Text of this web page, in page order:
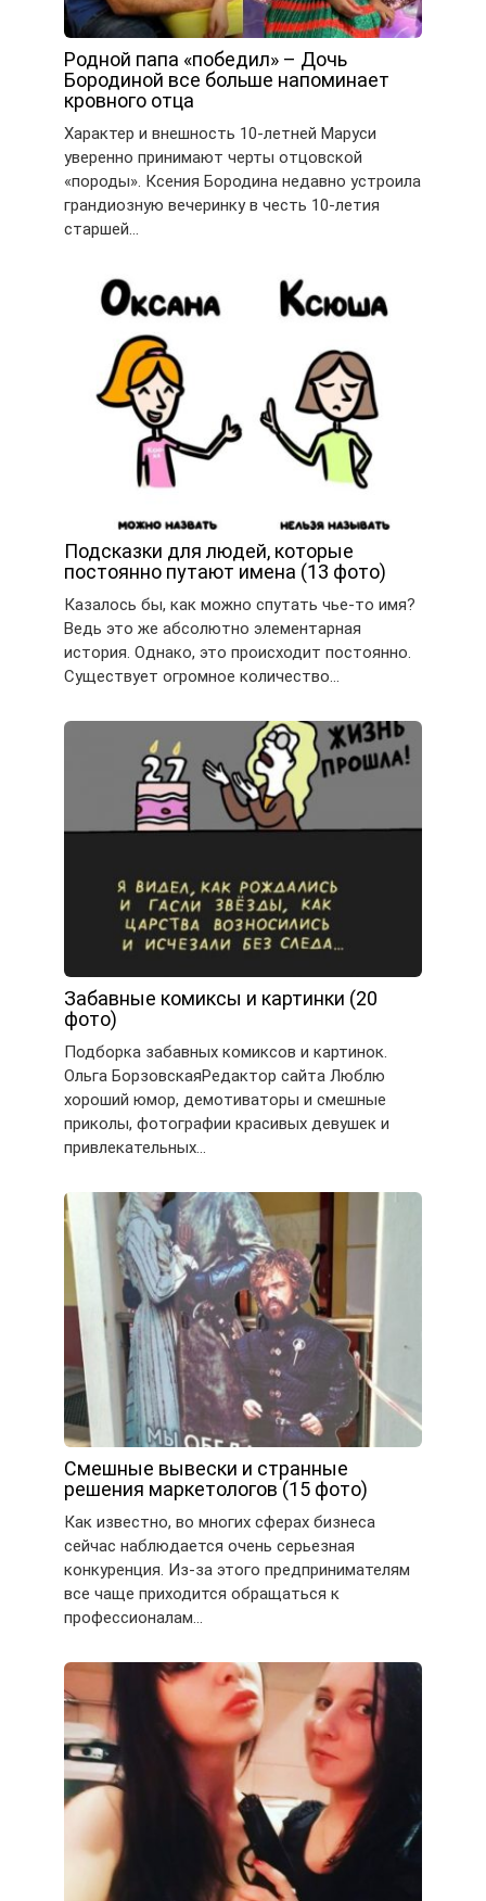
Родной папа «победил» – Дочь
Бородиной все больше напоминает
кровного отца
Характер и внешность 10-летней Маруси
уверенно принимают черты отцовской
«породы». Ксения Бородина недавно устроила
грандиозную вечеринку в честь 10-летия
старшей…
Подсказки для людей, которые
постоянно путают имена (13 фото)
Казалось бы, как можно спутать чье-то имя?
Ведь это же абсолютно элементарная
история. Однако, это происходит постоянно.
Существует огромное количество…
Забавные комиксы и картинки (20
фото)
Подборка забавных комиксов и картинок.
Ольга БорзовскаяРедактор сайта Люблю
хороший юмор, демотиваторы и смешные
приколы, фотографии красивых девушек и
привлекательных…
Смешные вывески и странные
решения маркетологов (15 фото)
Как известно, во многих сферах бизнеса
сейчас наблюдается очень серьезная
конкуренция. Из-за этого предпринимателям
все чаще приходится обращаться к
профессионалам…